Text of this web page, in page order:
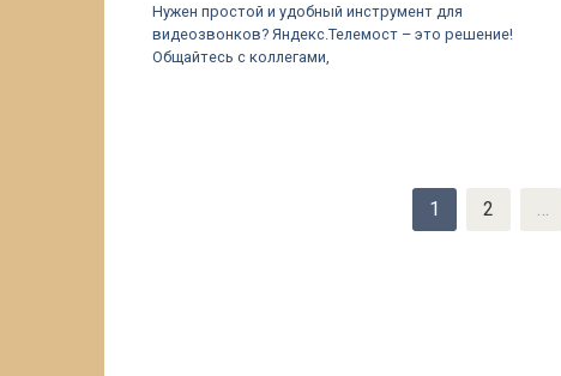
Нужен простой и удобный инструмент для
видеозвонков? Яндекс.Телемост – это решение!
Общайтесь с коллегами,
1 2 …